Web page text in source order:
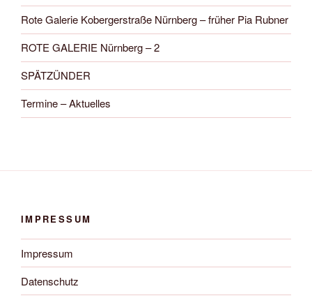
Rote Galerie Kobergerstraße Nürnberg – früher Pia Rubner
ROTE GALERIE Nürnberg – 2
SPÄTZÜNDER
Termine – Aktuelles
IMPRESSUM
Impressum
Datenschutz